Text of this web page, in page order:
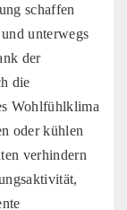
schaffen
unterwegs
der
die
Wohlfühlklima
oder kühlen
verhindern